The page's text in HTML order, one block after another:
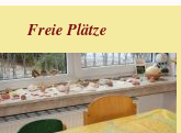
Freie Plätze